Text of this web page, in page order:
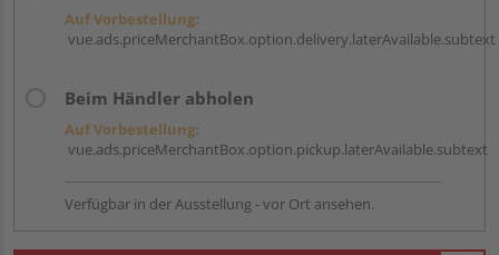
Auf Vorbestellung:
vue.ads.priceMerchantBox.option.delivery.laterAvailable.subtext
Beim Händler abholen
Auf Vorbestellung:
vue.ads.priceMerchantBox.option.pickup.laterAvailable.subtext
Verfügbar in der Ausstellung - vor Ort ansehen.